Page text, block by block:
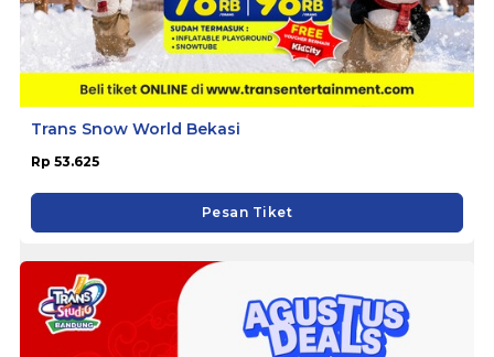
Trans Snow World Bekasi
Rp 53.625
Pesan Tiket